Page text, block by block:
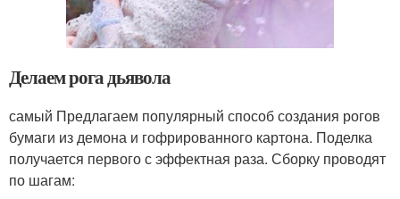
Делаем рога дьявола
самый Предлагаем популярный способ создания рогов
бумаги из демона и гофрированного картона. Поделка
получается первого с эффектная раза. Сборку проводят
по шагам: